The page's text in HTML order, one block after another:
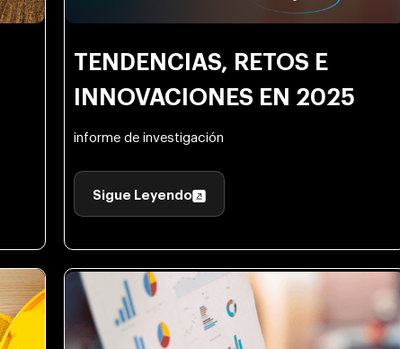
TENDENCIAS, RETOS E
INNOVACIONES EN 2025
informe de investigación
Sigue Leyendo